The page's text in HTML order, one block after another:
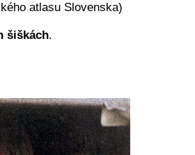
atlasu Slovenska)
šiškách.